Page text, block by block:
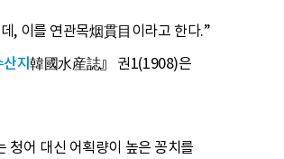
, 이를 연관목烟貫目이라고 한다.”
산지韓國水産誌』 권1(1908)은
청어 대신 어획량이 높은 꽁치를